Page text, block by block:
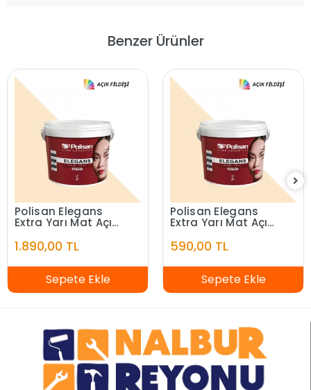
Benzer Ürünler
Polisan Elegans
Extra Yarı Mat Açık
1.890,00 TL
Sepete Ekle
Polisan Elegans
Extra Yarı Mat Açık
590,00 TL
Sepete Ekle